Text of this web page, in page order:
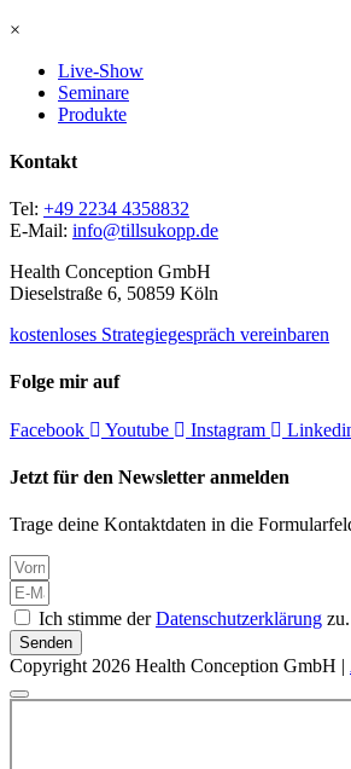
×
Live-Show
Seminare
Produkte
Kontakt
Tel: +49 2234 4358832
E-Mail: info@tillsukopp.de
Health Conception GmbH
Dieselstraße 6, 50859 Köln
kostenloses Strategiegespräch vereinbaren
Folge mir auf
Facebook Youtube Instagram
Jetzt für den Newsletter anmelden
Trage deine Kontaktdaten in die
Ich stimme derDatenschutzerklärung
Senden
Copyright 2026 Health Conception GmbH |